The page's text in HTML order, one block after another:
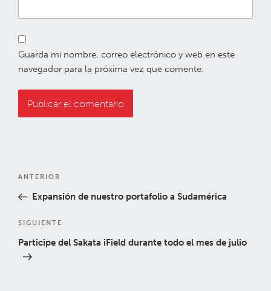
Guarda mi nombre, correo electrónico y web en este
navegador para la próxima vez que comente.
Navegación
entradas
Entrada
anterior:
ANTERIOR
Expansión de nuestro portafolio a Sudamérica
Siguiente
entrada
SIGUIENTE
Participe del Sakata iField durante todo el mes de julio